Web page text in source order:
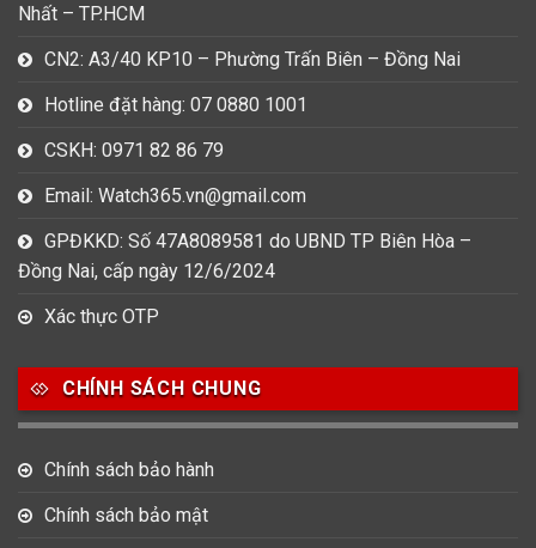
Nhất – TP.HCM
CN2: A3/40 KP10 – Phường Trấn Biên – Đồng Nai
Hotline đặt hàng: 07 0880 1001
CSKH: 0971 82 86 79
Email: Watch365.vn@gmail.com
GPĐKKD: Số 47A8089581 do UBND TP Biên Hòa –
Đồng Nai, cấp ngày 12/6/2024
Xác thực OTP
CHÍNH SÁCH CHUNG
Chính sách bảo hành
Chính sách bảo mật